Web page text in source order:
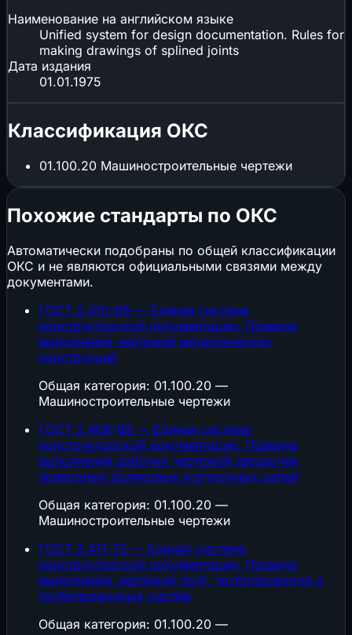
Наименование на английском языке
Unified system for design documentation. Rules for
making drawings of splined joints
Дата издания
01.01.1975
Классификация ОКС
01.100.20 Машиностроительные чертежи
Похожие стандарты по ОКС
Автоматически подобраны по общей классификации
ОКС и не являются официальными связями между
документами.
ГОСТ 2.410-68 — Единая система
конструкторской документации. Правила
выполнения чертежей металлических
конструкций
Общая категория: 01.100.20 —
Машиностроительные чертежи
ГОСТ 2.408-68 — Единая система
конструкторской документации. Правила
выполнения рабочих чертежей звездочек
приводных роликовых и втулочных цепей
Общая категория: 01.100.20 —
Машиностроительные чертежи
ГОСТ 2.411-72 — Единая система
конструкторской документации. Правила
выполнения чертежей труб, трубопроводов и
трубопроводных систем
Общая категория: 01.100.20 —